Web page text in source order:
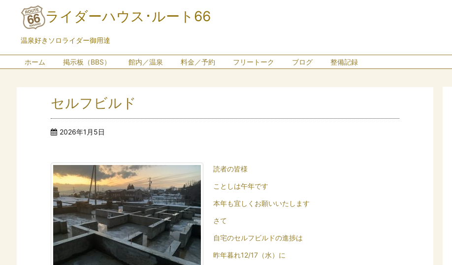
ライダーハウス･ルート66
温泉好きソロライダー御用達
ホーム 掲示板（BBS） 館内／温泉 料金／予約 フリートーク ブログ 整備記録
セルフビルド
2026年1月5日
読者の皆様
ことしは午年です
本年も宜しくお願いいたします
さて
自宅のセルフビルドの進捗は
昨年暮れ12/17（水）に